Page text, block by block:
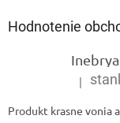
Hodnotenie
|
Produkt krasne vonia